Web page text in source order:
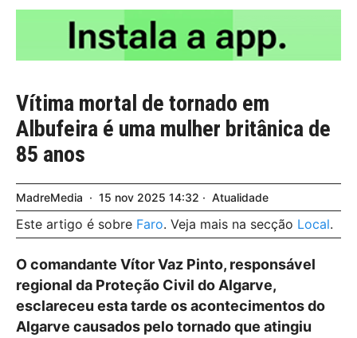
Vítima mortal de tornado em
Albufeira é uma mulher britânica de
85 anos
MadreMedia 15 nov 2025 14:32 Atualidade
Este artigo é sobre Faro. Veja mais na secção Local.
O comandante Vítor Vaz Pinto, responsável
regional da Proteção Civil do Algarve,
esclareceu esta tarde os acontecimentos do
Algarve causados pelo tornado que atingiu